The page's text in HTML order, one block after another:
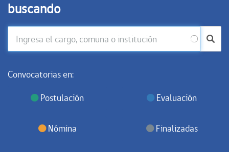
buscando
Convocatorias en:
Postulación Evaluación
Nómina Finalizadas